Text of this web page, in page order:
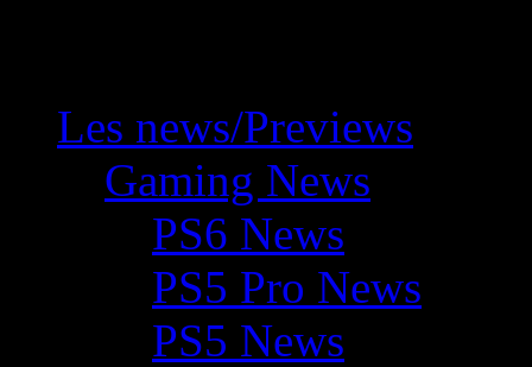
Les news/Previews
Gaming News
PS6 News
PS5 Pro News
PS5 News